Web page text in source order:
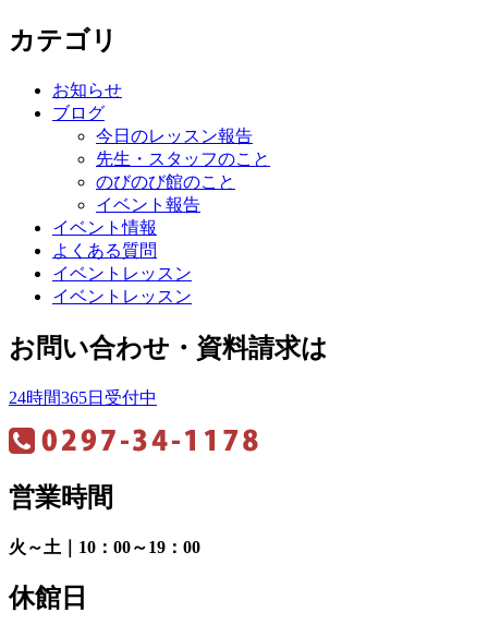
カテゴリ
お知らせ
ブログ
今日のレッスン報告
先生・スタッフのこと
のびのび館のこと
イベント報告
イベント情報
よくある質問
イベントレッスン
イベントレッスン
お問い合わせ・資料請求は
24時間365日受付中
営業時間
火～土｜10：00～19：00
休館日